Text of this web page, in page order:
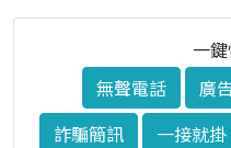
一
無聲電話
廣
詐騙簡訊
一接就掛